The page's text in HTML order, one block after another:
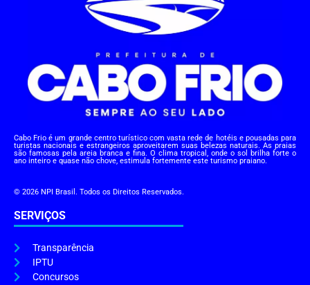
Cabo Frio é um grande centro turístico com vasta rede de hotéis e pousadas para
turistas nacionais e estrangeiros aproveitarem suas belezas naturais. As praias
são famosas pela areia branca e fina. O clima tropical, onde o sol brilha forte o
ano inteiro e quase não chove, estimula fortemente este turismo praiano.
© 2026 NPI Brasil. Todos os Direitos Reservados.
SERVIÇOS
Transparência
IPTU
Concursos